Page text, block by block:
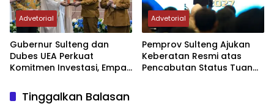
Advetorial
Gubernur Sulteng dan
Dubes UEA Perkuat
Komitmen Investasi, Empat
Advetorial
Pemprov Sulteng Ajukan
Keberatan Resmi atas
Pencabutan Status Tuan
Tinggalkan Balasan